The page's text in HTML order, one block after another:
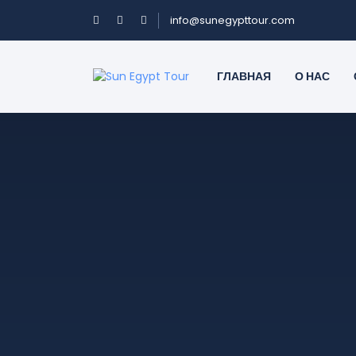
info@sunegypttour.com
ГЛАВНАЯ О НАС